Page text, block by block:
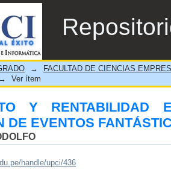
Y RENTABILIDAD
2018
→
FACULTAD DE CIENCIAS
→ Ver ítem
Y
DE EVENTOS
handle/upci/436